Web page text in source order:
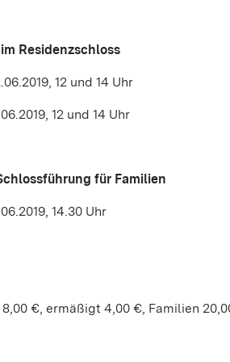
Residenzschloss
12 und 14 Uhr
12 und 14 Uhr
für Familien
14.30 Uhr
8,00 €, ermäßigt 4,00 €, Familien